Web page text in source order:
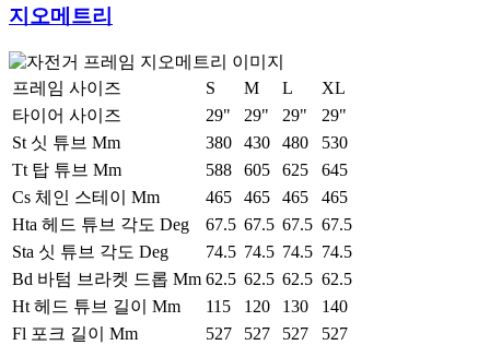
지오메트리
프레임 사이즈 S M L
XL
타이어 사이즈
29" 29" 29"
29"
St 싯 튜브 Mm
380 430 480
530
Tt 탑 튜브 Mm
588 605 625
645
Cs 체인 스테이 Mm
465 465 465
465
Hta 헤드 튜브 각도 Deg
67.5 67.5 67.5 67.5
Sta 싯 튜브 각도 Deg
74.5 74.5 74.5 74.5
Bd 바텀 브라켓 드롭 Mm 62.5 62.5 62.5 62.5
Ht 헤드 튜브 길이 Mm
115 120 130
140
Fl 포크 길이 Mm
527 527 527
527